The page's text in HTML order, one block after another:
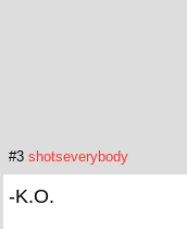
#3 shotseverybody
-K.O.